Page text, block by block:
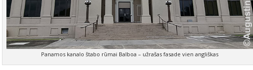
Panamos kanalo štabo rūmai Balboa – užrašas fasade vien angliškas